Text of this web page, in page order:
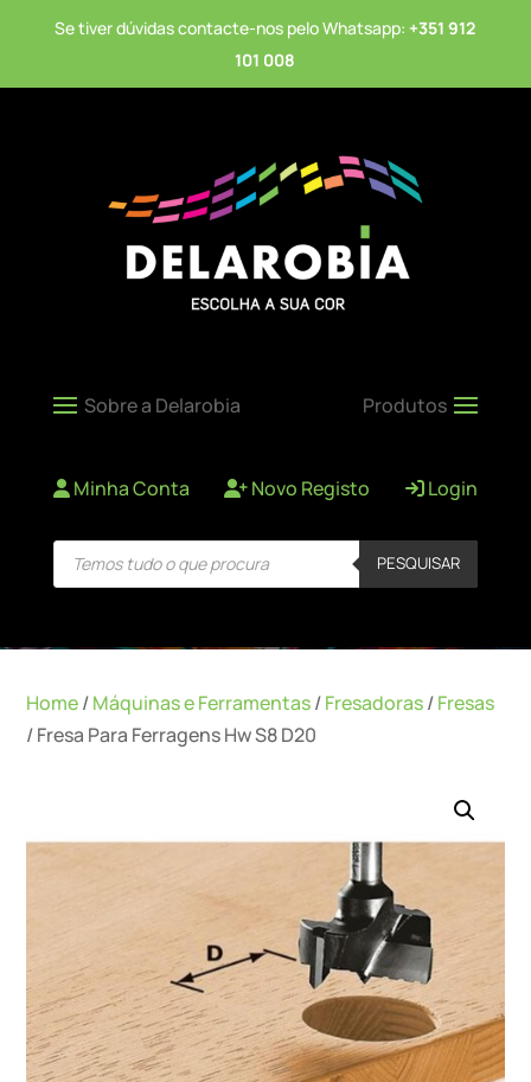
Se tiver dúvidas contacte-nos pelo Whatsapp: +351 912
101 008
Minha Conta Novo Registo Login
Products
search PESQUISAR
Home/Máquinas e Ferramentas/Fresadoras/Fresas
/ Fresa Para Ferragens Hw S8 D20